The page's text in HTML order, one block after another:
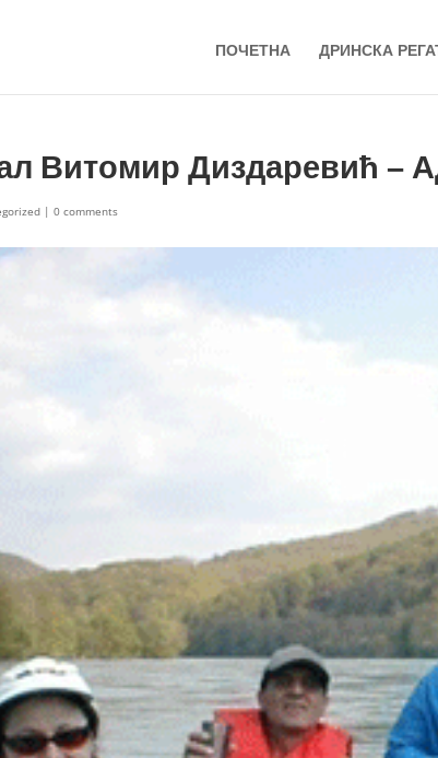
ПОЧЕТНА ДРИНСКА
Витомир Диздаревић –
|0 comments